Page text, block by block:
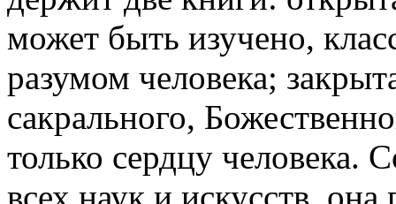
может быть изучено,
разумом человека;
сакрального,
только сердцу